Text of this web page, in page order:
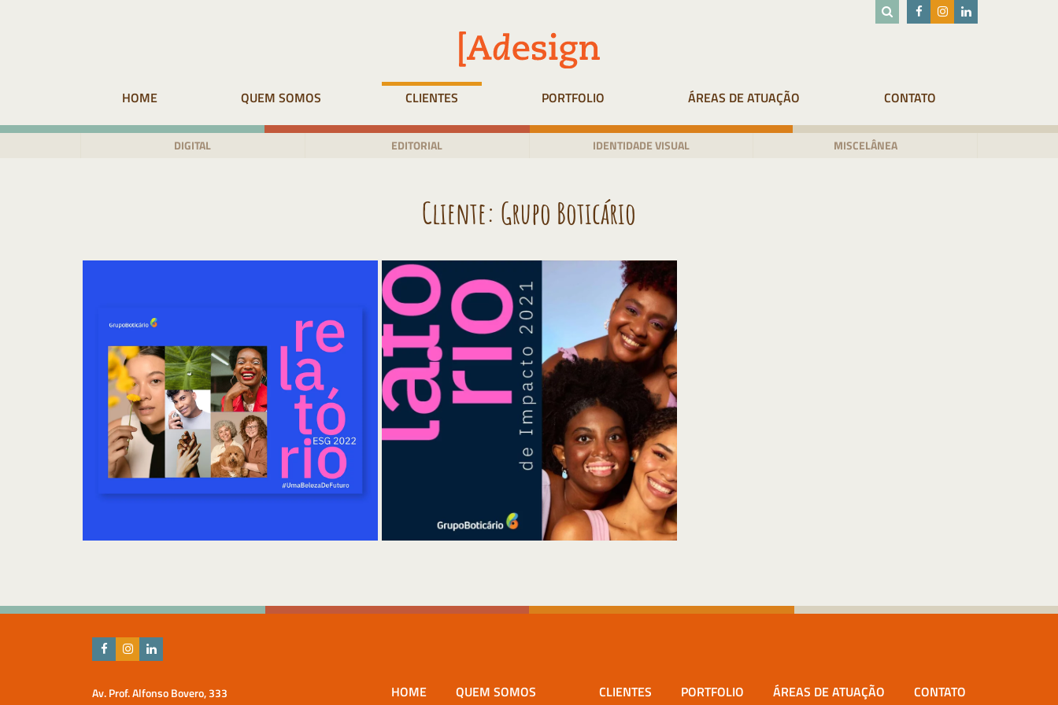
HOME QUEM SOMOS CLIENTES PORTFOLIO ÁREAS DE ATUAÇÃO CONTATO
DIGITAL EDITORIAL IDENTIDADE VISUAL MISCELÂNEA
Cliente: Grupo Boticário
Av. Prof. Alfonso Bovero, 333
HOME
QUEM SOMOS
CLIENTES PORTFOLIO ÁREAS DE ATUAÇÃO CONTATO